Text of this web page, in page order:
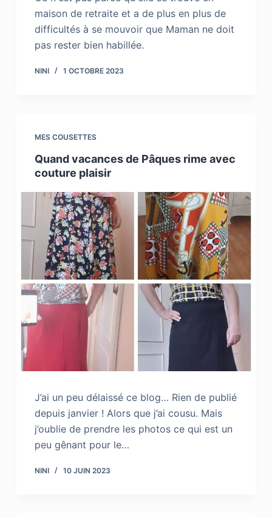
maison de retraite et a de plus en plus de
difficultés à se mouvoir que Maman ne doit
pas rester bien habillée.
NINI 1 OCTOBRE 2023
MES COUSETTES
Quand vacances de Pâques rime avec
couture plaisir
J’ai un peu délaissé ce blog… Rien de publié
depuis janvier ! Alors que j’ai cousu. Mais
j’oublie de prendre les photos ce qui est un
peu gênant pour le…
NINI 10 JUIN 2023